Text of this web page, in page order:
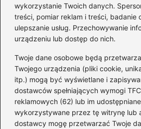
wykorzystanie Twoich danych.
treści, pomiar reklam i treści, badanie
ulepszanie usług. Przechowywanie
urządzeniu lub dostęp do nich.
Twoje dane osobowe będą
Twojego urządzenia (pliki cookie,
itp.) mogą być wyświetlane i
dostawców spełniających wymogi
reklamowych (62) lub im
wykorzystywane przez tę witrynę lub
dostawcy mogę przetwarzać Twoje
Ile waży walizka do
jak uniknąć dopłat
2026-08-02